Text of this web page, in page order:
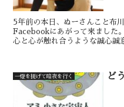
5年前の本日、ぬーさんこと布
Facebookにあがって来ました
心と心が触れ合うような誠心誠
一燈を提げて暗夜を行く ど